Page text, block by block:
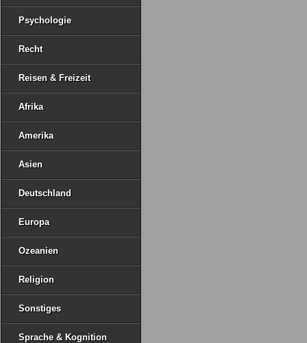
Psychologie
Recht
Reisen & Freizeit
Afrika
Amerika
Asien
Deutschland
Europa
Ozeanien
Religion
Sonstiges
Sprache & Kognition